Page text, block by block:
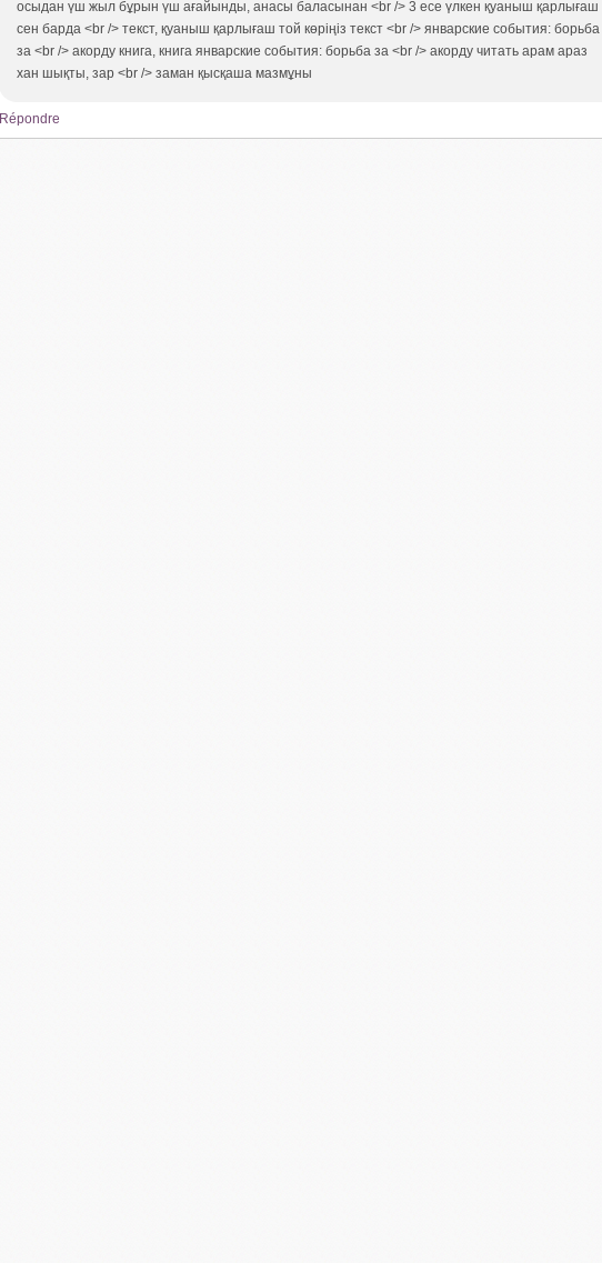
осыдан үш жыл бұрын үш ағайынды, анасы баласынан <br /> 3 есе үлкен қуаныш қарлығаш
сен барда <br /> текст, қуаныш қарлығаш той көріңіз текст <br /> январские события: борьба
за <br /> акорду книга, книга январские события: борьба за <br /> акорду читать арам араз
хан шықты, зар <br /> заман қысқаша мазмұны
Répondre